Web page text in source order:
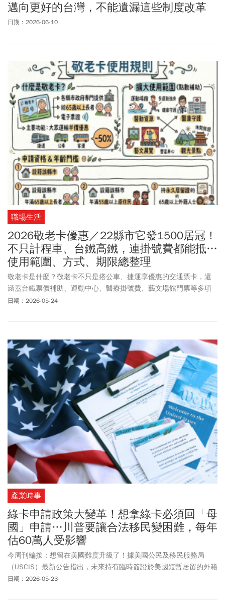
邁向更好的台灣，不能遺漏這些制度改革
日期：2026-06-10
職場生活
2026敬老卡優惠／22縣市它發1500居冠！
不只計程車、台鐵高鐵，連掛號費都能抵…
使用範圍、方式、期限總整理
敬老卡是什麼？敬老卡不只是搭公車、捷運享優惠的交通票卡，還
涵蓋台鐵票價補助、運動中心、醫療掛號費、藝文場館門票等多項
福利。2026年全台各縣市敬老卡福利全面升級，福利額度與用途再
各縣市敬老卡、六都敬老卡福利，以及申請資格和如何申請，帶您
一次看懂敬老卡福利。
日期：2026-05-24
產業時事
綠卡申請政策大變革！想拿綠卡必須回「母
國」申請…川普要讓合法移民變困難，每年
估60萬人受影響
今周刊編按：想留在美國難度升級了！據美國公民及移民服務局
（USCIS）最新公告指出，未來持有臨時簽證於美國短暫居留的外籍
人士，若想申請綠卡，需先返回原籍國申請，僅特殊狀況可例外。
日期：2026-05-23